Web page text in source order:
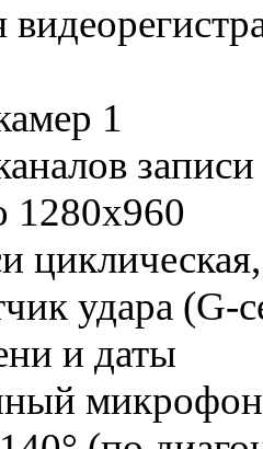
1
1280x960
удара (G-
и даты